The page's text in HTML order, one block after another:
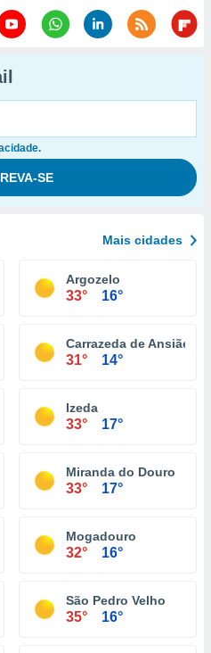
Mais cidades
Argozelo
33° 16°
Carrazeda de Ansiães
31° 14°
Izeda
33° 17°
Miranda do Douro
33° 17°
Mogadouro
32° 16°
São Pedro Velho
35° 16°